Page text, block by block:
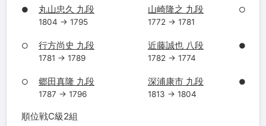
● 丸山忠久 九段
1804 → 1795
山崎隆之 九段
1772 → 1781
○
○ 行方尚史 九段
1781 → 1789
近藤誠也 八段
1782 → 1774
●
○ 郷田真隆 九段
1787 → 1796
深浦康市 九段
1813 → 1804
●
順位戦C級2組